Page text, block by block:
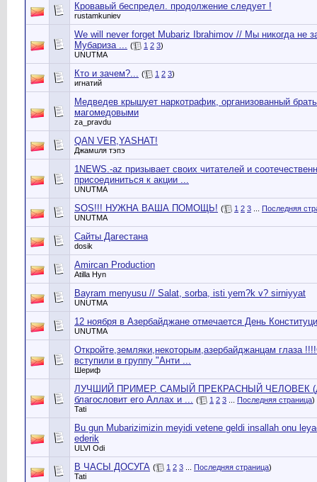
Кровавый беспредел. продолжение следует !
rustamkuniev
We will never forget Mubariz Ibrahimov // Мы никогда не
Мубариза ... ( 1 2 3)
UNUTMA
Кто и зачем?... ( 1 2 3)
игнатий
Медведев крышует наркотрафик, организованный
магомедовыми
za_pravdu
QAN VER,YASHAT!
Джамuля тэпэ
1NEWS.-az призывает своих читателей и
присоединиться к акции ...
UNUTMA
SOS!!! НУЖНА ВАША ПОМОЩЬ! ( 1 2 3
Последняя
UNUTMA
Сайты Дагестана
dosik
Amircan Production
Atilla Hyn
Bayram menyusu // Salat, sorba, isti yem?k v? sirniyyat
UNUTMA
12 ноября в Азербайджане отмечается День
UNUTMA
Откройте,земляки,некоторым,азербайджанцам глаза
вступили в группу "Анти ...
Шериф
ЛУЧШИЙ ПРИМЕР. САМЫЙ ПРЕКРАСНЫЙ ЧЕЛОВЕК
благословит его Аллах и ... ( 1 2 3 Последняя страница)
Tati
Bu gun Mubarizimizin meyidi vetene geldi insallah onu
ederik
ULVI Оdi
В ЧАСЫ ДОСУГА ( 1 2 3 Последняя страница)
Tati